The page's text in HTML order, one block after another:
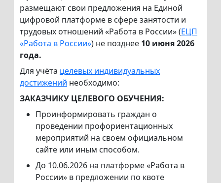
размещают свои предложения на Единой
цифровой платформе в сфере занятости и
трудовых отношений «Работа в России» (ЕЦП
«Работа в России») не позднее 10 июня 2026
года.
Для учёта целевых индивидуальных
достижений необходимо:
ЗАКАЗЧИКУ ЦЕЛЕВОГО ОБУЧЕНИЯ:
Проинформировать граждан о
проведении профориентационных
мероприятий на своем официальном
сайте или иным способом.
До 10.06.2026 на платформе «Работа в
России» в предложении по квоте